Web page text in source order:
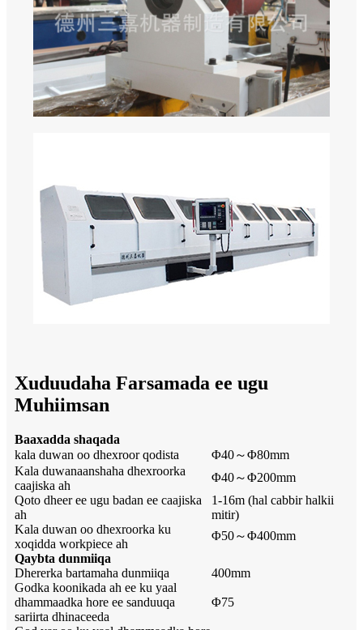
Xuduudaha Farsamada ee ugu
Muhiimsan
Baaxadda shaqada
kala duwan oo dhexroor qodista
Φ40～Φ80mm
Kala duwanaanshaha dhexroorka
caajiska ah
Φ40～Φ200mm
Qoto dheer ee ugu badan ee caajiska
ah
1-16m (hal cabbir halkii
mitir)
Kala duwan oo dhexroorka ku
xoqidda workpiece ah
Φ50～Φ400mm
Qaybta dunmiiqa
Dhererka bartamaha dunmiiqa
400mm
Godka koonikada ah ee ku yaal
dhammaadka hore ee sanduuqa
sariirta dhinaceeda
Φ75